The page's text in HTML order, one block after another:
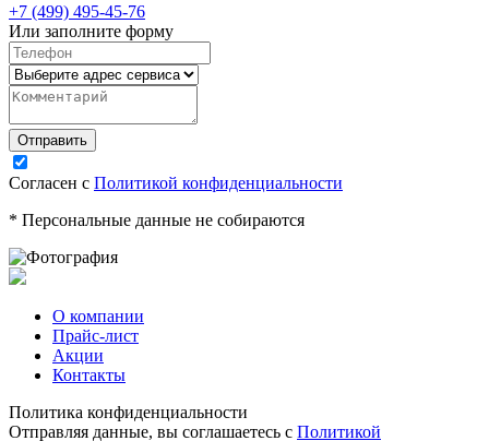
+7 (499) 495-45-76
Или заполните форму
Согласен с Политикой конфиденциальности
* Персональные данные не собираются
О компании
Прайс-лист
Акции
Контакты
Политика конфиденциальности
Отправляя данные, вы соглашаетесь с Политикой